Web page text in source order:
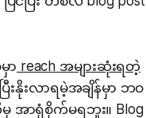
ာ reach အများဆုံးရတဲ့
းနိုးလာရမဲ့အချိန်မှာ ဘဝ
အာရုံစိုက်မရဘူး။ Blog